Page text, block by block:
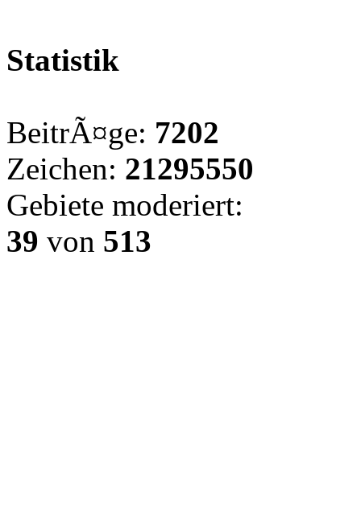
Statistik
BeitrÃ¤ge: 7202
Zeichen: 21295550
Gebiete moderiert:
39 von 513